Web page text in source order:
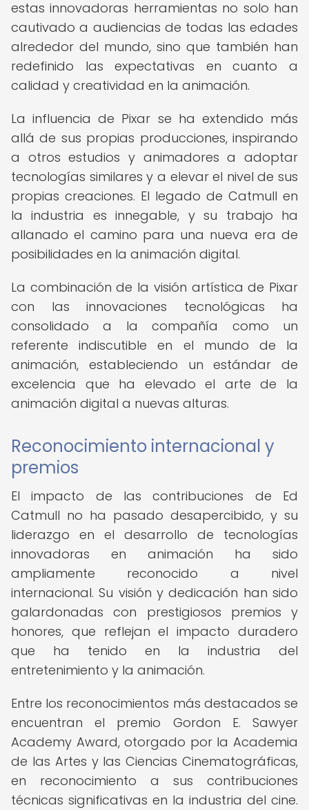
estas innovadoras herramientas no solo han
cautivado a audiencias de todas las edades
alrededor del mundo, sino que también han
redefinido las expectativas en cuanto a
calidad y creatividad en la animación.
La influencia de Pixar se ha extendido más
allá de sus propias producciones, inspirando
a otros estudios y animadores a adoptar
tecnologías similares y a elevar el nivel de sus
propias creaciones. El legado de Catmull en
la industria es innegable, y su trabajo ha
allanado el camino para una nueva era de
posibilidades en la animación digital.
La combinación de la visión artística de Pixar
con las innovaciones tecnológicas ha
consolidado a la compañía como un
referente indiscutible en el mundo de la
animación, estableciendo un estándar de
excelencia que ha elevado el arte de la
animación digital a nuevas alturas.
Reconocimiento internacional y
premios
El impacto de las contribuciones de Ed
Catmull no ha pasado desapercibido, y su
liderazgo en el desarrollo de tecnologías
innovadoras en animación ha sido
ampliamente reconocido a nivel
internacional. Su visión y dedicación han sido
galardonadas con prestigiosos premios y
honores, que reflejan el impacto duradero
que ha tenido en la industria del
entretenimiento y la animación.
Entre los reconocimientos más destacados se
encuentran el premio Gordon E. Sawyer
Academy Award, otorgado por la Academia
de las Artes y las Ciencias Cinematográficas,
en reconocimiento a sus contribuciones
técnicas significativas en la industria del cine.